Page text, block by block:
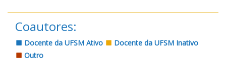
Coautores:
Docente da UFSM Ativo
Docente da UFSM Inativo
Outro